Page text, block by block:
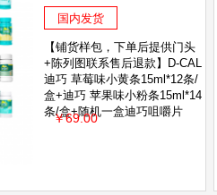
国内发货
【铺货样包，下单后提供门头
+陈列图联系售后退款】D-CAL
迪巧 草莓味小黄条15ml*12条/
盒+迪巧 苹果味小粉条15ml*14
条/盒+随机一盒迪巧咀嚼片
￥69.00